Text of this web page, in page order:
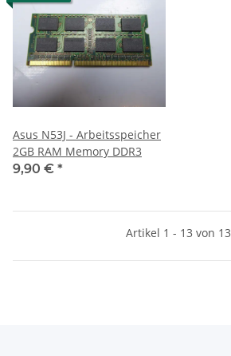
Asus N53J - Arbeitsspeicher
2GB RAM Memory DDR3
9,90 € *
Artikel 1 - 13 von 13